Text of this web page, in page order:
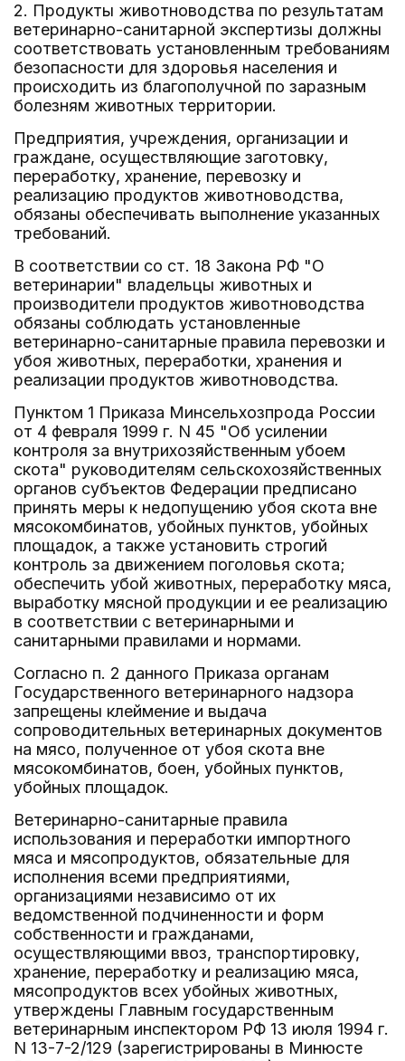
2. Продукты животноводства по результатам
ветеринарно-санитарной экспертизы должны
соответствовать установленным требованиям
безопасности для здоровья населения и
происходить из благополучной по заразным
болезням животных территории.
Предприятия, учреждения, организации и
граждане, осуществляющие заготовку,
переработку, хранение, перевозку и
реализацию продуктов животноводства,
обязаны обеспечивать выполнение указанных
требований.
В соответствии со ст. 18 Закона РФ "О
ветеринарии" владельцы животных и
производители продуктов животноводства
обязаны соблюдать установленные
ветеринарно-санитарные правила перевозки и
убоя животных, переработки, хранения и
реализации продуктов животноводства.
Пунктом 1 Приказа Минсельхозпрода России
от 4 февраля 1999 г. N 45 "Об усилении
контроля за внутрихозяйственным убоем
скота" руководителям сельскохозяйственных
органов субъектов Федерации предписано
принять меры к недопущению убоя скота вне
мясокомбинатов, убойных пунктов, убойных
площадок, а также установить строгий
контроль за движением поголовья скота;
обеспечить убой животных, переработку мяса,
выработку мясной продукции и ее реализацию
в соответствии с ветеринарными и
санитарными правилами и нормами.
Согласно п. 2 данного Приказа органам
Государственного ветеринарного надзора
запрещены клеймение и выдача
сопроводительных ветеринарных документов
на мясо, полученное от убоя скота вне
мясокомбинатов, боен, убойных пунктов,
убойных площадок.
Ветеринарно-санитарные правила
использования и переработки импортного
мяса и мясопродуктов, обязательные для
исполнения всеми предприятиями,
организациями независимо от их
ведомственной подчиненности и форм
собственности и гражданами,
осуществляющими ввоз, транспортировку,
хранение, переработку и реализацию мяса,
мясопродуктов всех убойных животных,
утверждены Главным государственным
ветеринарным инспектором РФ 13 июля 1994 г.
N 13-7-2/129 (зарегистрированы в Минюсте